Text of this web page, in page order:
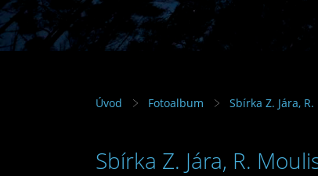
Úvod Fotoalbum Sbírka Z. Jára,
Sbírka Z. Jára, R.